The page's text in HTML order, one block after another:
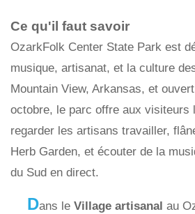
Ce qu'il faut savoir
OzarkFolk Center State Park est
musique, artisanat, et la culture
Mountain View, Arkansas, et
octobre, le parc offre aux visiteurs
regarder les artisans travailler,
Herb Garden, et écouter de la
du Sud en direct.
Dans le Village artisanal au